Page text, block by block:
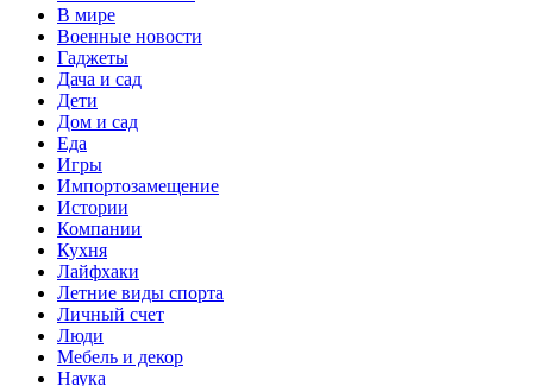
В мире
Военные новости
Гаджеты
Дача и сад
Дети
Дом и сад
Еда
Игры
Импортозамещение
Истории
Компании
Кухня
Лайфхаки
Летние виды спорта
Личный счет
Люди
Мебель и декор
Наука